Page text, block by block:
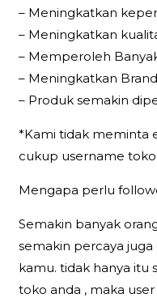
– Meningkatkan
– Meningkatkan
– Memperoleh
– Meningkatkan Brand
– Produk semakin
*Kami tidak meminta
cukup username
Mengapa perlu
Semakin banyak
semakin percaya
kamu. tidak hanya itu
toko anda , maka